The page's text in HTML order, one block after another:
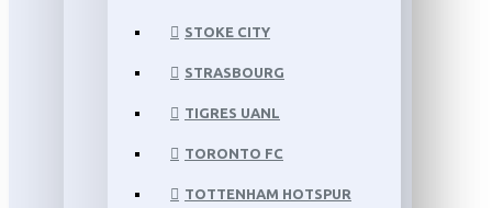
STOKE CITY
STRASBOURG
TIGRES UANL
TORONTO FC
TOTTENHAM HOTSPUR